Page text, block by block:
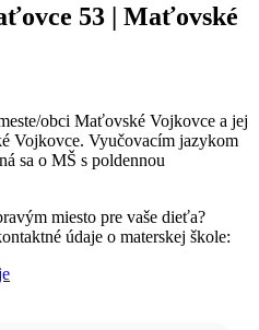
53 | Maťovské
obci Maťovské Vojkovce a jej
Vojkovce. Vyučovacím jazykom
sa o MŠ s poldennou
miesto pre vaše dieťa?
údaje o materskej škole: